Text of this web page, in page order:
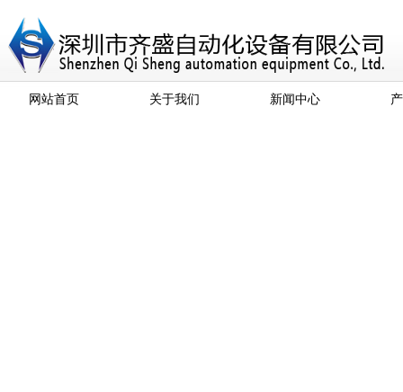
网站首页 关于我们 新闻中心